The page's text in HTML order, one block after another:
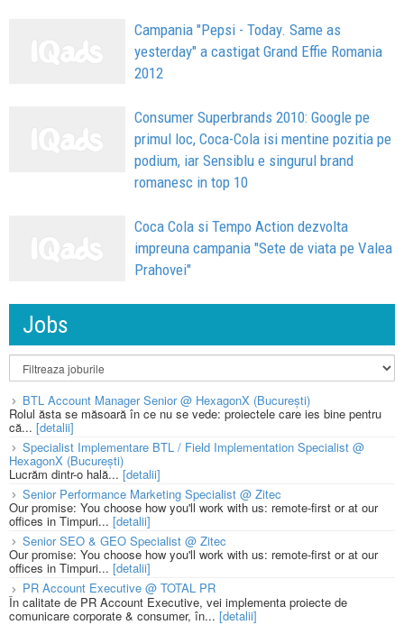
Campania "Pepsi - Today. Same as
yesterday" a castigat Grand Effie Romania
2012
Consumer Superbrands 2010: Google pe
primul loc, Coca-Cola isi mentine pozitia pe
podium, iar Sensiblu e singurul brand
romanesc in top 10
Coca Cola si Tempo Action dezvolta
impreuna campania "Sete de viata pe Valea
Prahovei"
Jobs
BTL Account Manager Senior @ HexagonX (București)
Rolul ăsta se măsoară în ce nu se vede: proiectele care ies bine pentru
că... [detalii]
Specialist Implementare BTL / Field Implementation Specialist @
HexagonX (București)
Lucrăm dintr-o hală... [detalii]
Senior Performance Marketing Specialist @ Zitec
Our promise: You choose how you'll work with us: remote-first or at our
offices in Timpuri... [detalii]
Senior SEO & GEO Specialist @ Zitec
Our promise: You choose how you'll work with us: remote-first or at our
offices in Timpuri... [detalii]
PR Account Executive @ TOTAL PR
În calitate de PR Account Executive, vei implementa proiecte de
comunicare corporate & consumer, în... [detalii]